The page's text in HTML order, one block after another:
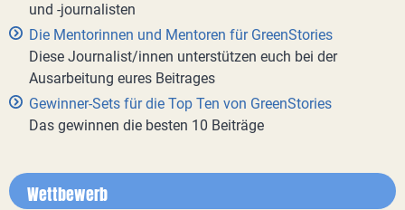
und -journalisten
Die Mentorinnen und Mentoren für GreenStories
Diese Journalist/innen unterstützen euch bei der
Ausarbeitung eures Beitrages
Gewinner-Sets für die Top Ten von GreenStories
Das gewinnen die besten 10 Beiträge
Wettbewerb